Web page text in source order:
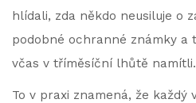
hlídali, zda někdo neusiluje o
podobné ochranné známky a
včas v tříměsíční lhůtě namítli.
To v praxi znamená, že